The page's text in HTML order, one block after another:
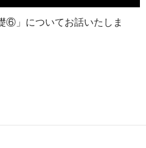
⑥」についてお話いたしま